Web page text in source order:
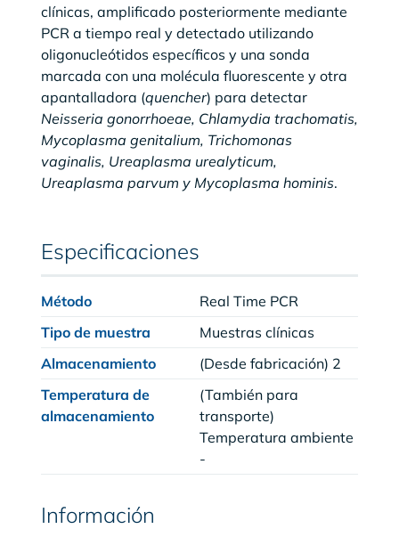
clínicas, amplificado posteriormente mediante
PCR a tiempo real y detectado utilizando
oligonucleótidos específicos y una sonda
marcada con una molécula fluorescente y otra
apantalladora (quencher) para detectar
Neisseria gonorrhoeae, Chlamydia trachomatis,
Mycoplasma genitalium, Trichomonas
vaginalis, Ureaplasma urealyticum,
Ureaplasma parvum y Mycoplasma hominis.
Especificaciones
Método
Real Time PCR
Tipo de muestra
Muestras clínicas
Almacenamiento
(Desde fabricación) 2
Temperatura de
almacenamiento
(También para
transporte)
Temperatura ambiente
-
Información